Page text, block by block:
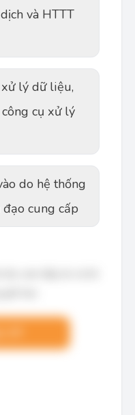
và HTTT
lý dữ liệu,
cụ xử lý
do hệ thống
cung cấp